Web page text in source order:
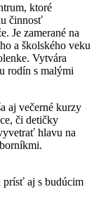
ktoré
činnosť
Je zamerané na
a školského veku
Vytvára
rodín s malými
aj večerné kurzy
či detičky
hlavu na
prísť aj s budúcim